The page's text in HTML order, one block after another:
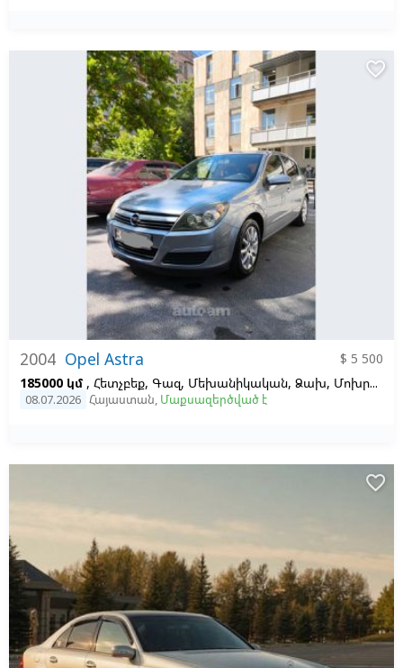
2004 Opel Astra
$ 5 500
185000 կմ , Հետչբեք, Գազ, Մեխանիկական, Ձախ, Մոխրագույն
08.07.2026 Հայաստան, Մաքսազերծված է
favorite_border
favorite_border